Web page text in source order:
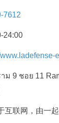
7612
24:00
ม 9 ชอย 11
互联网，由一